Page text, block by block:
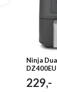
Ninja
229,-